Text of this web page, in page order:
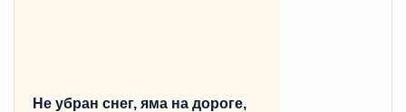
Не убран снег, яма на дороге,